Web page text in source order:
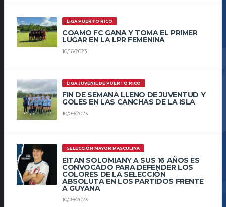
LIGA PUERTO RICO
COAMO FC GANA Y TOMA EL PRIMER
LUGAR EN LA LPR FEMENINA
10/16/2023
LIGA JUVENIL DE PUERTO RICO
FIN DE SEMANA LLENO DE JUVENTUD Y
GOLES EN LAS CANCHAS DE LA ISLA
10/09/2023
SELECCIÓN MAYOR MASCULINA
EITAN SOLOMIANY A SUS 16 AÑOS ES
CONVOCADO PARA DEFENDER LOS
COLORES DE LA SELECCIÓN
ABSOLUTA EN LOS PARTIDOS FRENTE
A GUYANA
10/09/2023